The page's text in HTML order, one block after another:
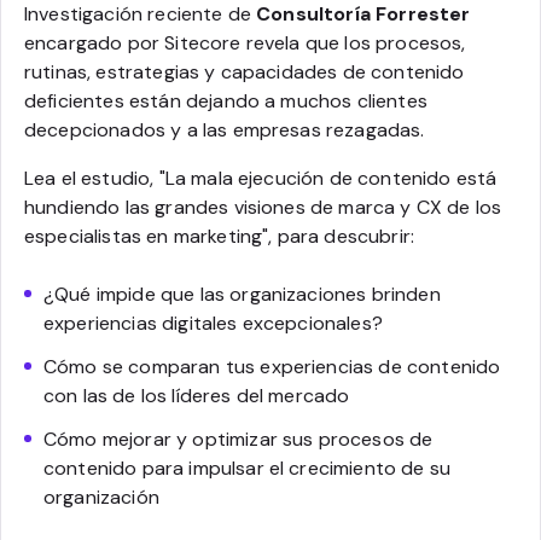
Investigación reciente de Consultoría Forrester
encargado por Sitecore revela que los procesos,
rutinas, estrategias y capacidades de contenido
deficientes están dejando a muchos clientes
decepcionados y a las empresas rezagadas.
Lea el estudio, "La mala ejecución de contenido está
hundiendo las grandes visiones de marca y CX de los
especialistas en marketing", para descubrir:
¿Qué impide que las organizaciones brinden
experiencias digitales excepcionales?
Cómo se comparan tus experiencias de contenido
con las de los líderes del mercado
Cómo mejorar y optimizar sus procesos de
contenido para impulsar el crecimiento de su
organización